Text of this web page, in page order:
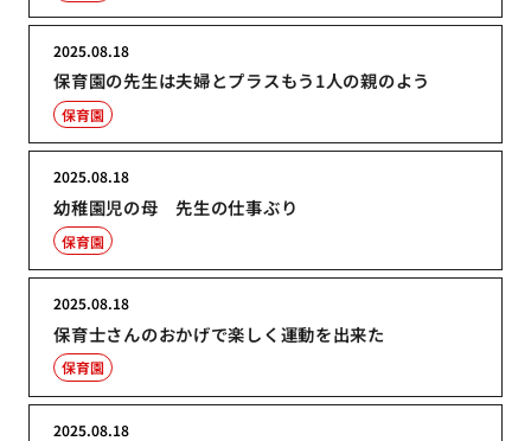
保育園の先生は夫婦とプラスもう1人の親のよう
2025.08.18
保育園
幼稚園児の母 先生の仕事ぶり
2025.08.18
保育園
保育士さんのおかげで楽しく運動を出来た
2025.08.18
保育園
2025.08.18